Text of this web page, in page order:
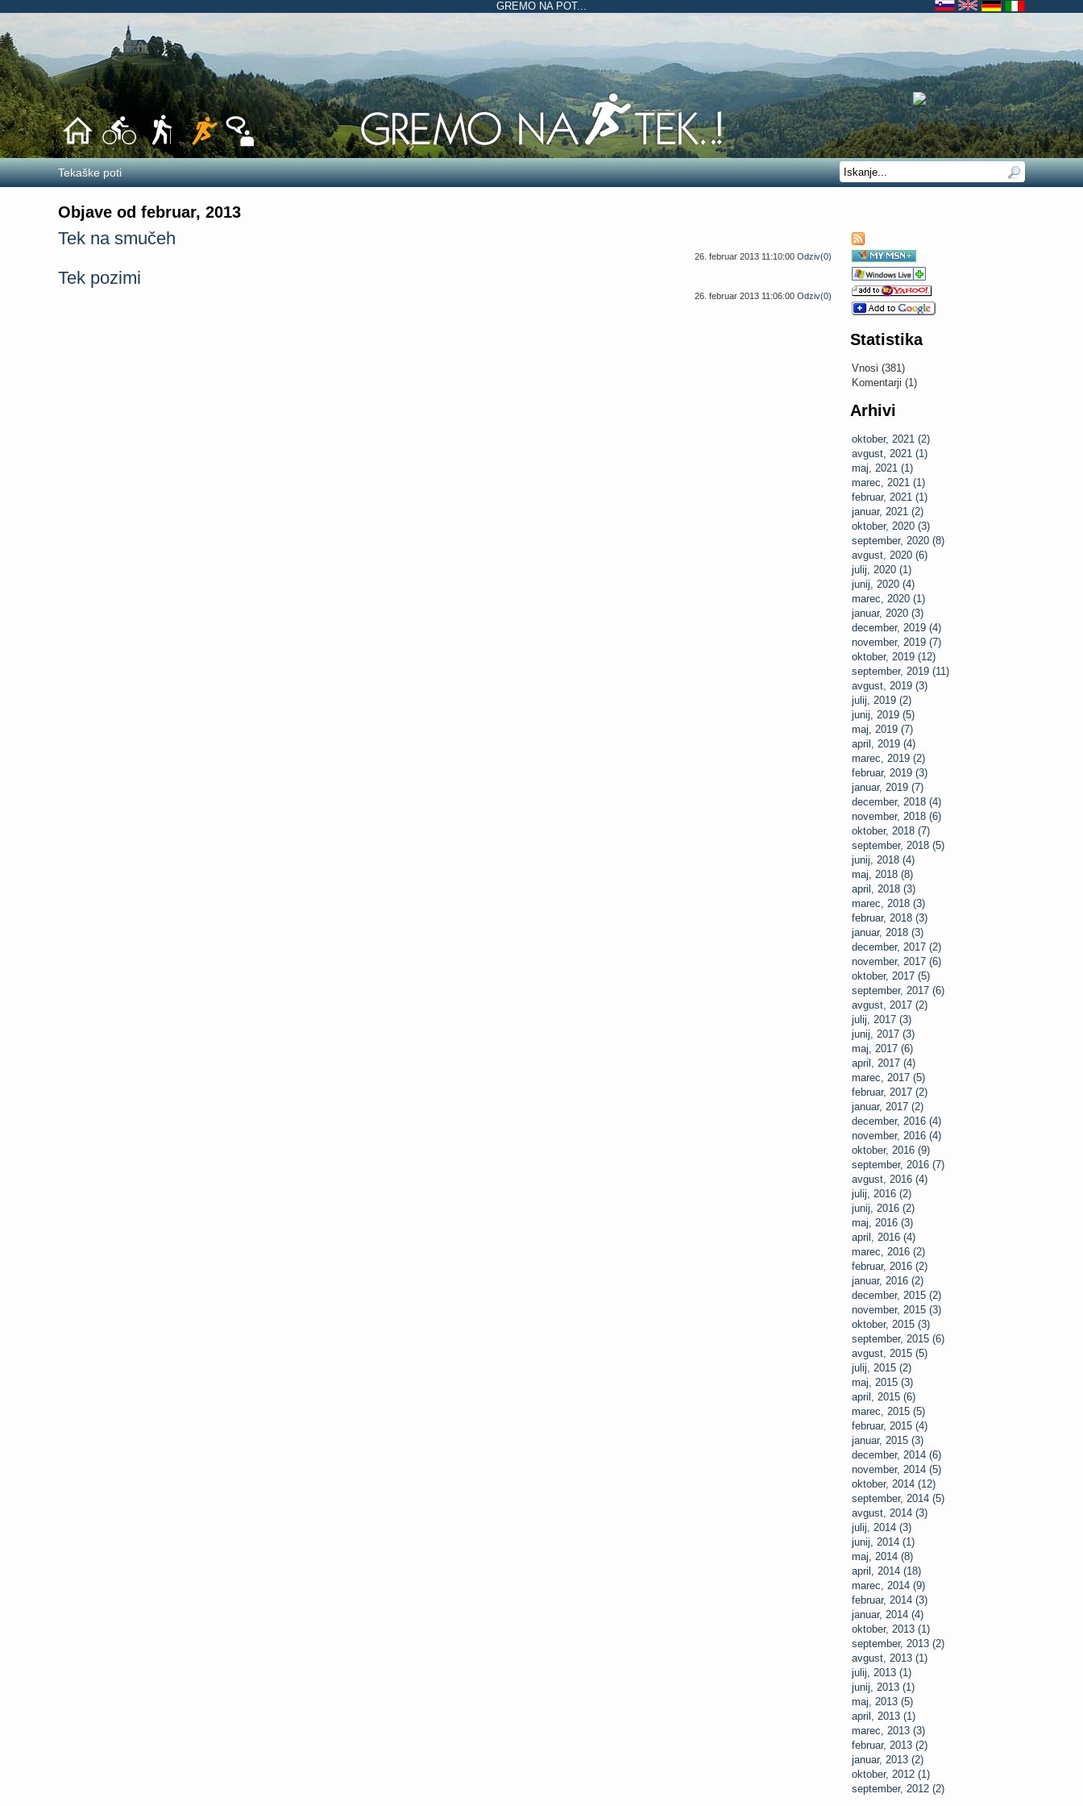
GREMO NA POT...
Tekaške poti
Objave od februar, 2013
Statistika
Vnosi (381)
Komentarji (1)
Arhivi
oktober, 2021 (2)
avgust, 2021 (1)
maj, 2021 (1)
marec, 2021 (1)
februar, 2021 (1)
januar, 2021 (2)
oktober, 2020 (3)
september, 2020 (8)
avgust, 2020 (6)
julij, 2020 (1)
junij, 2020 (4)
marec, 2020 (1)
januar, 2020 (3)
december, 2019 (4)
november, 2019 (7)
oktober, 2019 (12)
september, 2019 (11)
avgust, 2019 (3)
julij, 2019 (2)
junij, 2019 (5)
maj, 2019 (7)
april, 2019 (4)
marec, 2019 (2)
februar, 2019 (3)
januar, 2019 (7)
december, 2018 (4)
november, 2018 (6)
oktober, 2018 (7)
september, 2018 (5)
junij, 2018 (4)
maj, 2018 (8)
april, 2018 (3)
marec, 2018 (3)
februar, 2018 (3)
januar, 2018 (3)
december, 2017 (2)
november, 2017 (6)
oktober, 2017 (5)
september, 2017 (6)
avgust, 2017 (2)
julij, 2017 (3)
junij, 2017 (3)
maj, 2017 (6)
april, 2017 (4)
marec, 2017 (5)
februar, 2017 (2)
januar, 2017 (2)
december, 2016 (4)
november, 2016 (4)
oktober, 2016 (9)
september, 2016 (7)
avgust, 2016 (4)
julij, 2016 (2)
junij, 2016 (2)
maj, 2016 (3)
april, 2016 (4)
marec, 2016 (2)
februar, 2016 (2)
januar, 2016 (2)
december, 2015 (2)
november, 2015 (3)
oktober, 2015 (3)
september, 2015 (6)
avgust, 2015 (5)
julij, 2015 (2)
maj, 2015 (3)
april, 2015 (6)
marec, 2015 (5)
februar, 2015 (4)
januar, 2015 (3)
december, 2014 (6)
november, 2014 (5)
oktober, 2014 (12)
september, 2014 (5)
avgust, 2014 (3)
julij, 2014 (3)
junij, 2014 (1)
maj, 2014 (8)
april, 2014 (18)
marec, 2014 (9)
februar, 2014 (3)
januar, 2014 (4)
oktober, 2013 (1)
september, 2013 (2)
avgust, 2013 (1)
julij, 2013 (1)
junij, 2013 (1)
maj, 2013 (5)
april, 2013 (1)
marec, 2013 (3)
februar, 2013 (2)
januar, 2013 (2)
oktober, 2012 (1)
september, 2012 (2)
Tek na smučeh
26. februar 2013 11:10:00 Odziv(0)
Tek pozimi
26. februar 2013 11:06:00 Odziv(0)